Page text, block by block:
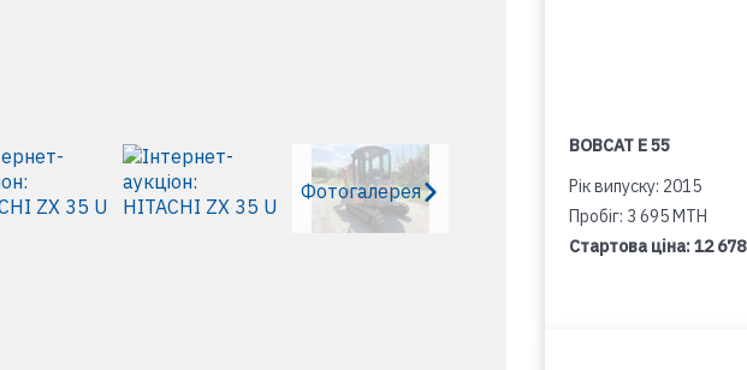
Фотогалерея
BOBCAT E 55
Рік випуску: 2015
Пробіг: 3 695 MTH
Стартова ціна:12